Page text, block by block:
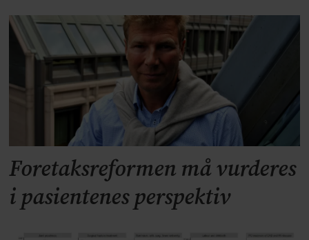
Foretaksreformen må vurderes
i pasientenes perspektiv